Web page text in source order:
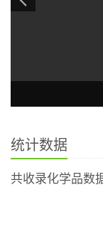
统计数据
共收录化学品数